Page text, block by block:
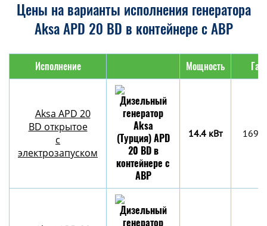
Цены на варианты исполнения генератора
Aksa APD 20 BD в контейнере с АВР
Исполнение Мощность
Aksa APD 20
BD открытое
с
электрозапуском
14.4 кВт